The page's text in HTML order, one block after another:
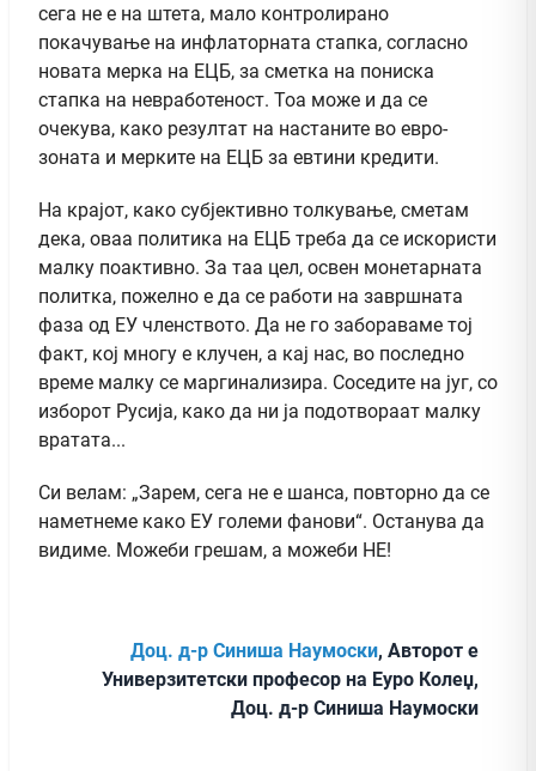
сега не е на штета, мало контролирано
покачување на инфлаторната стапка, согласно
новата мерка на ЕЦБ, за сметка на пониска
стапка на невработеност. Тоа може и да се
очекува, како резултат на настаните во евро-
зоната и мерките на ЕЦБ за евтини кредити.
На крајот, како субјективно толкување, сметам
дека, оваа политика на ЕЦБ треба да се искористи
малку поактивно. За таа цел, освен монетарната
политка, пожелно е да се работи на завршната
фаза од ЕУ членството. Да не го забораваме тој
факт, кој многу е клучен, а кај нас, во последно
време малку се маргинализира. Соседите на југ, со
изборот Русија, како да ни ја подотвораат малку
вратата...
Си велам: „Зарем, сега не е шанса, повторно да се
наметнеме како ЕУ големи фанови“. Останува да
видиме. Можеби грешам, а можеби НЕ!
Доц. д-р Синиша Наумоски, Авторот е
Универзитетски професор на Еуро Колеџ,
Доц. д-р Синиша Наумоски